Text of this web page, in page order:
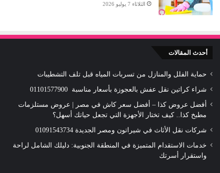
الثلاثاء 7 يوليو 2026
أحدث المقالات
حماية الفلل والمنازل من تسربات المياه قبل تلف التشطيبات
شراء كراتين نقل عفش بالعجوزة بأسعار مناسبة 01101577900
أفضل عروض كذا – أفضل سعر كاش في مصر | عروض مستلزمات
مطبخ كذا.. كيف تختار الأجهزة التي تجعل حياتك أسهل؟
شركات نقل الأثاث في شيراتون ومصر الجديدة 01091543734
خدمات الاستقدام المتميزة في المنطقة الجنوبية: دليلك الشامل لراحة
واستقرار أسرتك